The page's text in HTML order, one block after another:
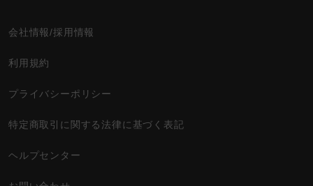
会社情報/採用情報
利用規約
プライバシーポリシー
特定商取引に関する法律に基づく表記
ヘルプセンター